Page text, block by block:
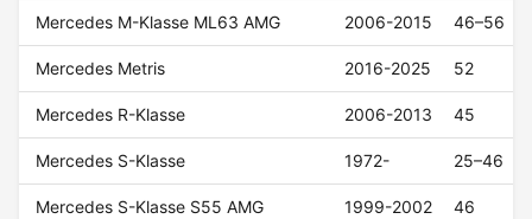
Mercedes M-Klasse ML63 AMG 2006-2015 46–56
Mercedes Metris 2016-2025 52
Mercedes R-Klasse 2006-2013 45
Mercedes S-Klasse 1972- 25–46
Mercedes S-Klasse S55 AMG 1999-2002 46